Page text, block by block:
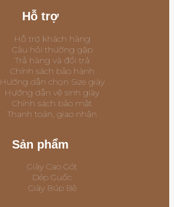
Hỗ trợ
Hỗ trợ khách hàng
Câu hỏi thường gặp
Trả hàng và đổi trả
Chính sách bảo hành
Hướng dẫn chọn Size giày
Hướng dẫn vệ sinh giày
Chính sách bảo mật
Thanh toán, giao nhận
Sản phẩm
Giày Cao Gót
Dép Guốc
Giày Búp Bê